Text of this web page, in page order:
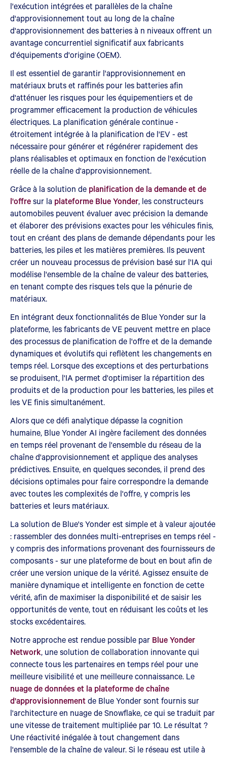
l'exécution intégrées et parallèles de la chaîne
d'approvisionnement tout au long de la chaîne
d'approvisionnement des batteries à n niveaux offrent un
avantage concurrentiel significatif aux fabricants
d'équipements d'origine (OEM).
Il est essentiel de garantir l'approvisionnement en
matériaux bruts et raffinés pour les batteries afin
d'atténuer les risques pour les équipementiers et de
programmer efficacement la production de véhicules
électriques. La planification générale continue -
étroitement intégrée à la planification de l'EV - est
nécessaire pour générer et régénérer rapidement des
plans réalisables et optimaux en fonction de l'exécution
réelle de la chaîne d'approvisionnement.
Grâce à la solution de planification de la demande et de
l'offresur la plateforme Blue Yonder, les constructeurs
automobiles peuvent évaluer avec précision la demande
et élaborer des prévisions exactes pour les véhicules finis,
tout en créant des plans de demande dépendants pour les
batteries, les piles et les matières premières. Ils peuvent
créer un nouveau processus de prévision basé sur l'IA qui
modélise l'ensemble de la chaîne de valeur des batteries,
en tenant compte des risques tels que la pénurie de
matériaux.
En intégrant deux fonctionnalités de Blue Yonder sur la
plateforme, les fabricants de VE peuvent mettre en place
des processus de planification de l'offre et de la demande
dynamiques et évolutifs qui reflètent les changements en
temps réel. Lorsque des exceptions et des perturbations
se produisent, l'IA permet d'optimiser la répartition des
produits et de la production pour les batteries, les piles et
les VE finis simultanément.
Alors que ce défi analytique dépasse la cognition
humaine, Blue Yonder AI ingère facilement des données
en temps réel provenant de l'ensemble du réseau de la
chaîne d'approvisionnement et applique des analyses
prédictives. Ensuite, en quelques secondes, il prend des
décisions optimales pour faire correspondre la demande
avec toutes les complexités de l'offre, y compris les
batteries et leurs matériaux.
La solution de Blue's Yonder est simple et à valeur ajoutée
: rassembler des données multi-entreprises en temps réel -
y compris des informations provenant des fournisseurs de
composants - sur une plateforme de bout en bout afin de
créer une version unique de la vérité. Agissez ensuite de
manière dynamique et intelligente en fonction de cette
vérité, afin de maximiser la disponibilité et de saisir les
opportunités de vente, tout en réduisant les coûts et les
stocks excédentaires.
Notre approche est rendue possible par Blue Yonder
Network, une solution de collaboration innovante qui
connecte tous les partenaires en temps réel pour une
meilleure visibilité et une meilleure connaissance. Le
nuage de données et la plateforme de chaîne
d'approvisionnementde Blue Yonder sont fournis sur
l'architecture en nuage de Snowflake, ce qui se traduit par
une vitesse de traitement multipliée par 10. Le résultat ?
Une réactivité inégalée à tout changement dans
l'ensemble de la chaîne de valeur. Si le réseau est utile à